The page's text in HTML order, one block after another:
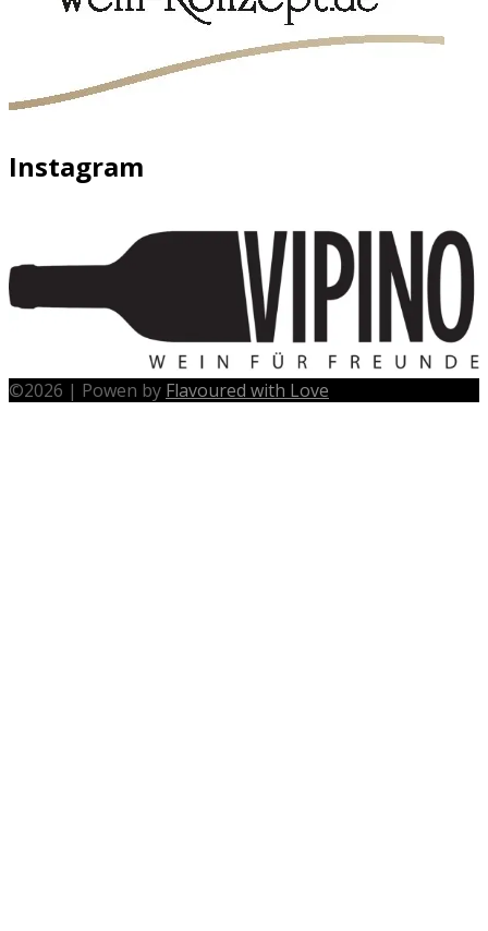
Instagram
©2026 | Powen by Flavoured with Love